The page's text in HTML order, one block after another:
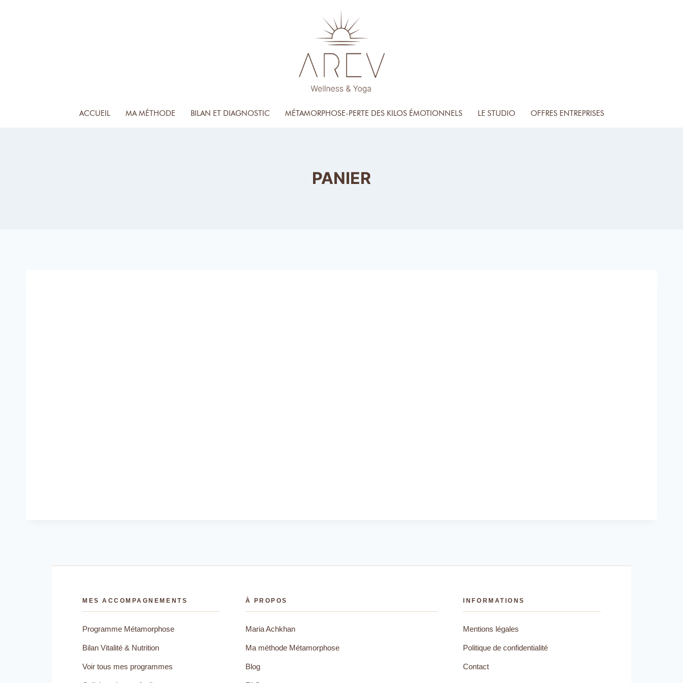
ACCUEIL MA MÉTHODE BILAN ET DIAGNOSTIC MÉTAMORPHOSE-PERTE DES KILOS ÉMOTIONNELS LE STUDIO OFFRES ENTREPRISES
PANIER
MES ACCOMPAGNEMENTS
Programme Métamorphose
Bilan Vitalité & Nutrition
Voir tous mes programmes
À PROPOS
Maria Achkhan
Ma méthode Métamorphose
Blog
INFORMATIONS
Mentions légales
Politique de confidentialité
Contact